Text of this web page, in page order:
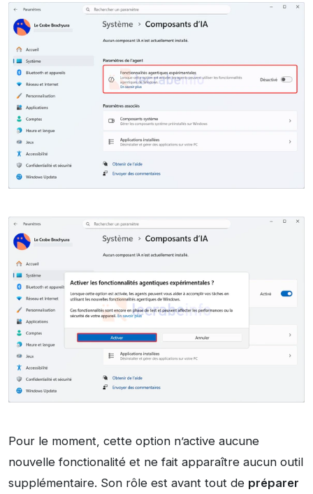
Pour le moment, cette option n’active aucune
nouvelle fonctionalité et ne fait apparaître aucun outil
supplémentaire. Son rôle est avant tout de préparer